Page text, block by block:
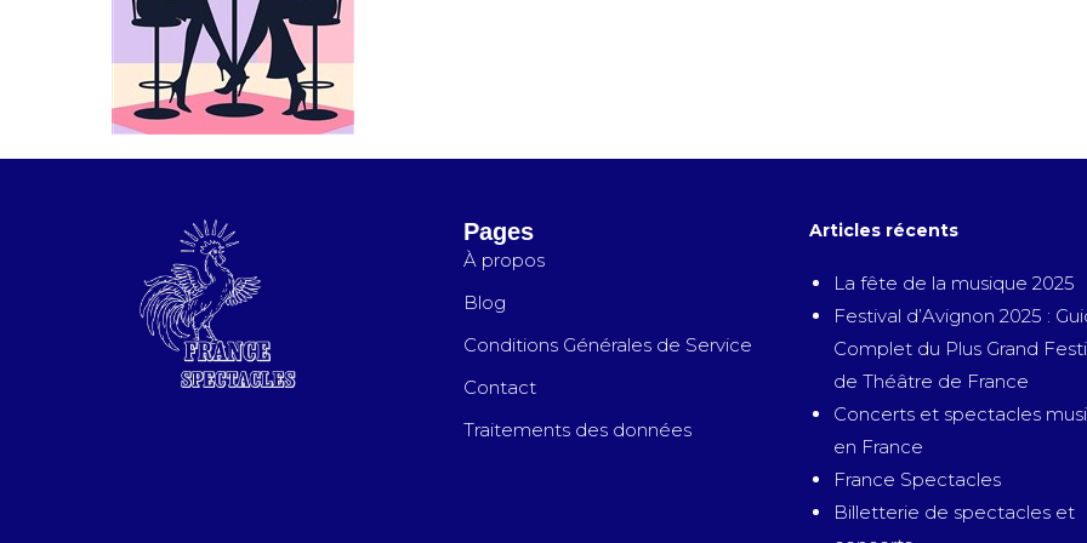
Pages
À propos
Blog
Conditions Générales de Service
Contact
Traitements des données
Articles récents
La fête de la musique 2025
Festival d’Avignon 2025 :
Complet du Plus Grand
de Théâtre de France
Concerts et spectacles
en France
France Spectacles
Billetterie de spectacles et